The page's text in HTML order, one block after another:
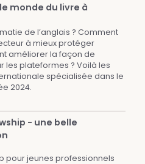
monde du livre à
de l’anglais ? Comment
à mieux protéger
améliorer la façon de
les plateformes ? Voilà les
spécialisée dans le
2024.
- une belle
pour jeunes professionnels